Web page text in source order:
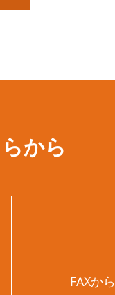
から
FAXか